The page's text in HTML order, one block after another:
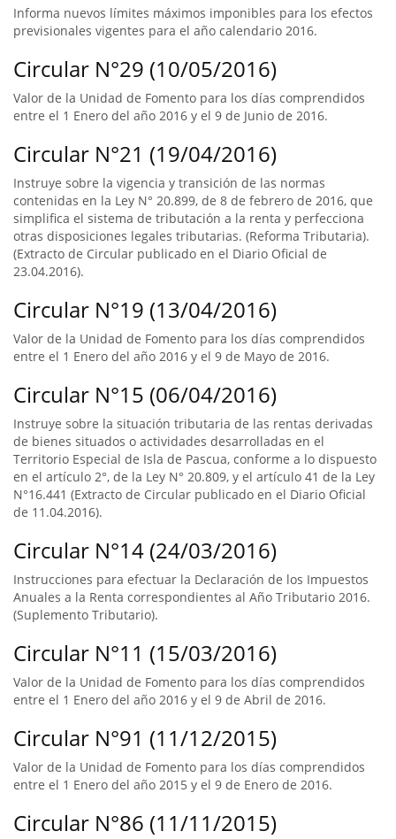
Informa nuevos límites máximos imponibles para los efectos
previsionales vigentes para el año calendario 2016.
Circular N°29 (10/05/2016)
Valor de la Unidad de Fomento para los días comprendidos
entre el 1 Enero del año 2016 y el 9 de Junio de 2016.
Circular N°21 (19/04/2016)
Instruye sobre la vigencia y transición de las normas
contenidas en la Ley N° 20.899, de 8 de febrero de 2016, que
simplifica el sistema de tributación a la renta y perfecciona
otras disposiciones legales tributarias. (Reforma Tributaria).
(Extracto de Circular publicado en el Diario Oficial de
23.04.2016).
Circular N°19 (13/04/2016)
Valor de la Unidad de Fomento para los días comprendidos
entre el 1 Enero del año 2016 y el 9 de Mayo de 2016.
Circular N°15 (06/04/2016)
Instruye sobre la situación tributaria de las rentas derivadas
de bienes situados o actividades desarrolladas en el
Territorio Especial de Isla de Pascua, conforme a lo dispuesto
en el artículo 2°, de la Ley N° 20.809, y el artículo 41 de la Ley
N°16.441 (Extracto de Circular publicado en el Diario Oficial
de 11.04.2016).
Circular N°14 (24/03/2016)
Instrucciones para efectuar la Declaración de los Impuestos
Anuales a la Renta correspondientes al Año Tributario 2016.
(Suplemento Tributario).
Circular N°11 (15/03/2016)
Valor de la Unidad de Fomento para los días comprendidos
entre el 1 Enero del año 2016 y el 9 de Abril de 2016.
Circular N°91 (11/12/2015)
Valor de la Unidad de Fomento para los días comprendidos
entre el 1 Enero del año 2015 y el 9 de Enero de 2016.
Circular N°86 (11/11/2015)